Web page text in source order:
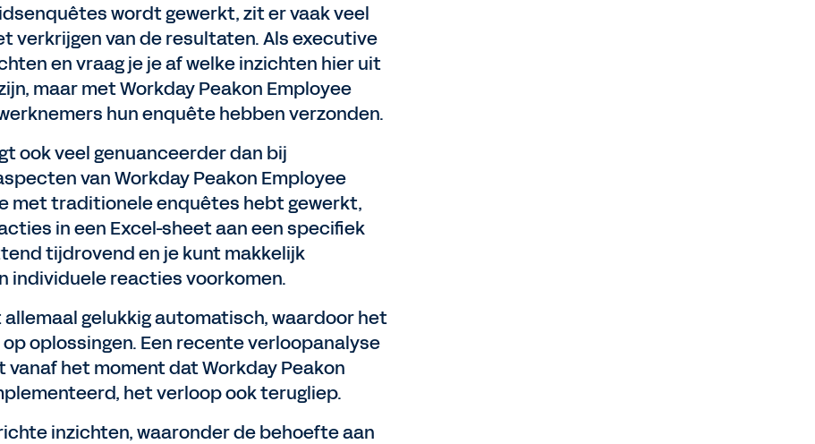
wordt gewerkt, zit er vaak veel
verkrijgen van de resultaten. Als executive
en vraag je je af welke inzichten hier uit
maar met Workday Peakon Employee
hun enquête hebben verzonden.
ook veel genuanceerder dan bij
van Workday Peakon Employee
met traditionele enquêtes hebt gewerkt,
in een Excel-sheet aan een specifiek
tijdrovend en je kunt makkelijk
individuele reacties voorkomen.
gelukkig automatisch, waardoor het
oplossingen. Een recente verloopanalyse
vanaf het moment dat Workday Peakon
het verloop ook terugliep.
inzichten, waaronder de behoefte aan